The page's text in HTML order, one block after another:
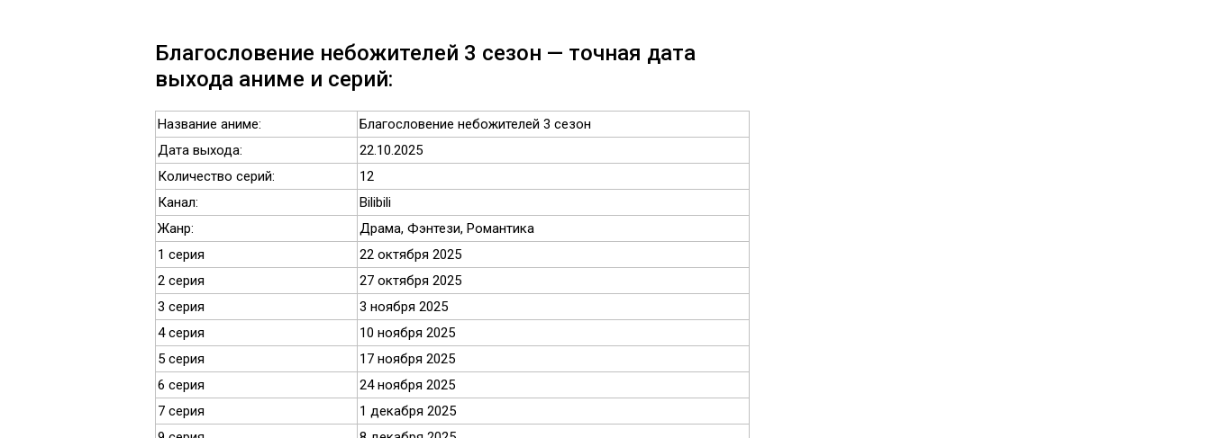
Благословение небожителей 3 сезон — точная дата
выхода аниме и серий:
Название аниме:
Благословение небожителей 3 сезон
Дата выхода:
22.10.2025
Количество серий:
12
Канал:
Bilibili
Жанр:
Драма, Фэнтези, Романтика
1 серия
22 октября 2025
2 серия
27 октября 2025
3 серия
3 ноября 2025
4 серия
10 ноября 2025
5 серия
17 ноября 2025
6 серия
24 ноября 2025
7 серия
1 декабря 2025